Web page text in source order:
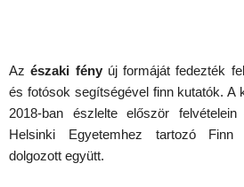
Azészaki fényúj formáját fedezték
és fotósok segítségével finn kutatók. A
2018-ban észlelte először
Helsinki Egyetemhez tartozó Finn
dolgozott együtt.